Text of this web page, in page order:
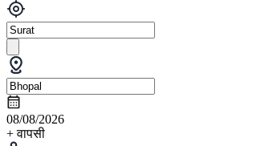
08/08/2026
+ वापसी